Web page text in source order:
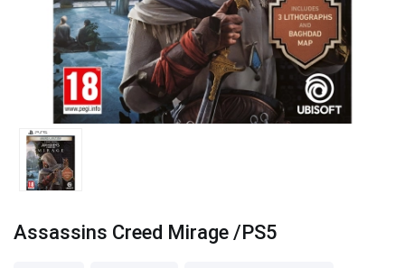
Assassins Creed Mirage /PS5